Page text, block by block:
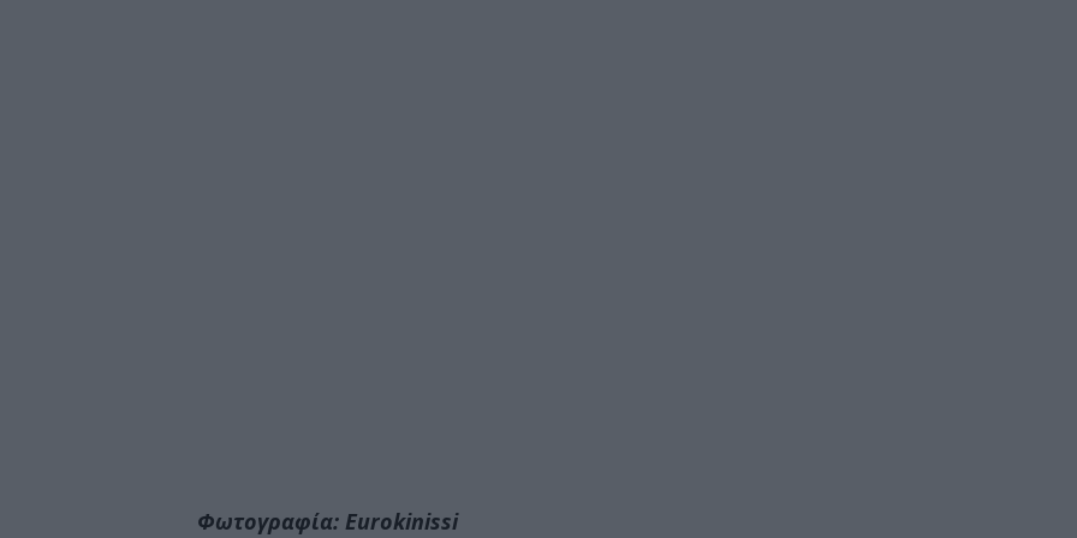
Φωτογραφία: Eurokinissi